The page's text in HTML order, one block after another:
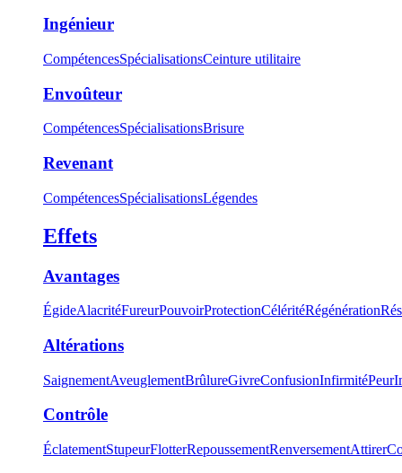
Ingénieur
CompétencesSpécialisationsCeinture utilitaire
Envoûteur
CompétencesSpécialisationsBrisure
Revenant
CompétencesSpécialisationsLégendes
Effets
Avantages
ÉgideAlacritéFureurPouvoirProtectionCéléritéRégénération
Altérations
SaignementAveuglementBrûlureGivreConfusionInfirmitéPeur
Contrôle
ÉclatementStupeurFlotterRepoussementRenversementAttirer